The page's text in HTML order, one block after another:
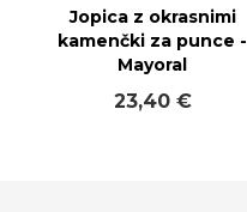
Jopica z okrasnimi
kamenčki za punce -
Mayoral
23,40 €